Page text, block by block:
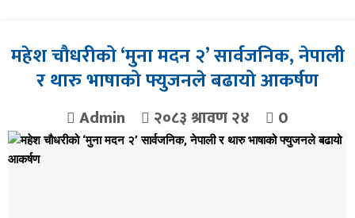
महेश चौधरीको ‘मुना मदन २’ सार्वजनिक, नेपाली
र थारु भाषाको फ्युजनले बढायो आकर्षण
Admin २०८३ श्रावण २४ 0